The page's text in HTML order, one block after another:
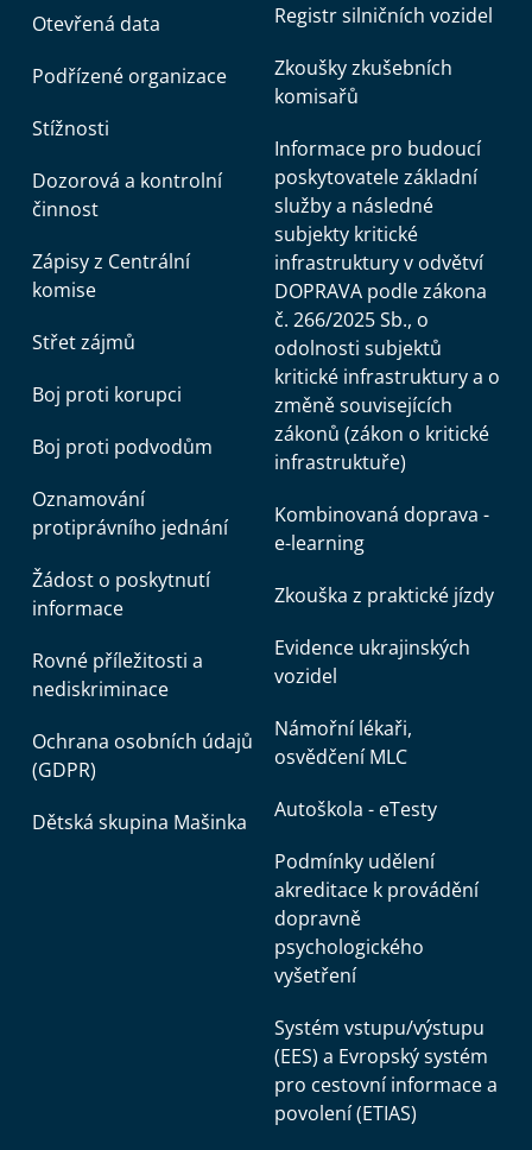
Otevřená data
Podřízené organizace
Stížnosti
Dozorová a kontrolní
činnost
Zápisy z Centrální
komise
Střet zájmů
Boj proti korupci
Boj proti podvodům
Oznamování
protiprávního jednání
Žádost o poskytnutí
informace
Rovné příležitosti a
nediskriminace
Ochrana osobních údajů
(GDPR)
Dětská skupina Mašinka
Registr silničních vozidel
Zkoušky zkušebních
komisařů
Informace pro budoucí
poskytovatele základní
služby a následné
subjekty kritické
infrastruktury v odvětví
DOPRAVA podle zákona
č. 266/2025 Sb., o
odolnosti subjektů
kritické infrastruktury a o
změně souvisejících
zákonů (zákon o kritické
infrastruktuře)
Kombinovaná doprava -
e-learning
Zkouška z praktické jízdy
Evidence ukrajinských
vozidel
Námořní lékaři,
osvědčení MLC
Autoškola - eTesty
Podmínky udělení
akreditace k provádění
dopravně
psychologického
vyšetření
Systém vstupu/výstupu
(EES) a Evropský systém
pro cestovní informace a
povolení (ETIAS)